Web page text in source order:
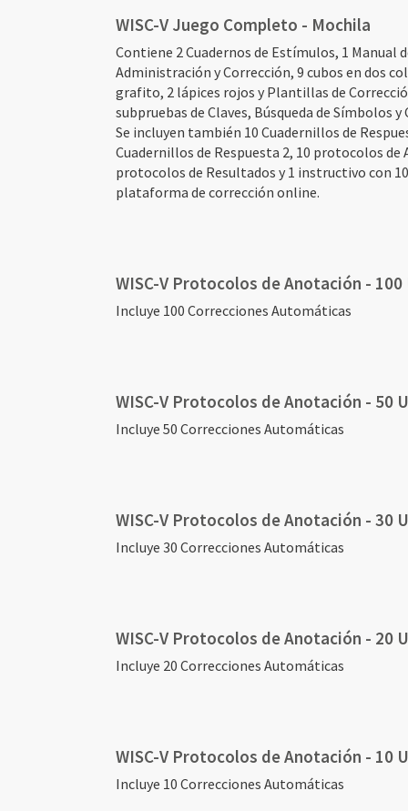
artículos
WISC-V Juego Completo - Mochila
Contiene 2 Cuadernos de Estímulos, 1 Manual
Administración y Corrección, 9 cubos en dos
grafito, 2 lápices rojos y Plantillas de
subpruebas de Claves, Búsqueda de Símbolos y
Se incluyen también 10 Cuadernillos de
Cuadernillos de Respuesta 2, 10 protocolos de
protocolos de Resultados y 1 instructivo con
plataforma de corrección online.
artículos
WISC-V Protocolos de Anotación - 100
Incluye 100 Correcciones Automáticas
WISC-V Protocolos de Anotación - 50
Incluye 50 Correcciones Automáticas
WISC-V Protocolos de Anotación - 30
Incluye 30 Correcciones Automáticas
WISC-V Protocolos de Anotación - 20
Incluye 20 Correcciones Automáticas
WISC-V Protocolos de Anotación - 10
Incluye 10 Correcciones Automáticas